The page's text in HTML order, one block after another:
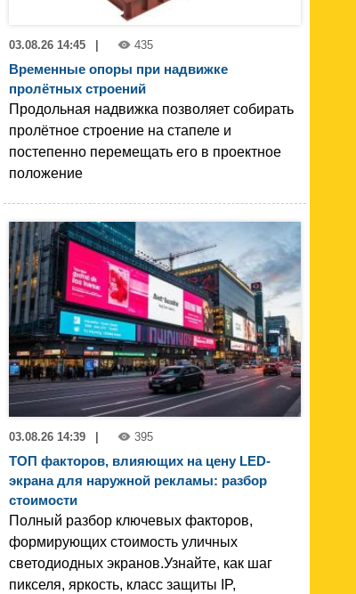
03.08.26 14:45 435
Временные опоры при надвижке
пролётных строений
Продольная надвижка позволяет собирать
пролётное строение на стапеле и
постепенно перемещать его в проектное
положение
03.08.26 14:39 395
ТОП факторов, влияющих на цену LED-
экрана для наружной рекламы: разбор
стоимости
Полный разбор ключевых факторов,
формирующих стоимость уличных
светодиодных экранов.Узнайте, как шаг
пикселя, яркость, класс защиты IP,